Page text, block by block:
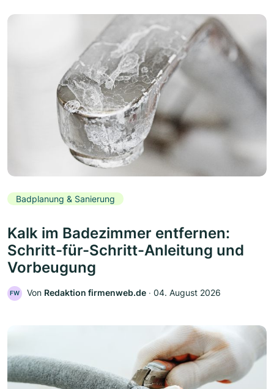
Badplanung & Sanierung
Kalk im Badezimmer entfernen:
Schritt-für-Schritt-Anleitung und
Vorbeugung
FW Von Redaktion firmenweb.de ‧ 04. August 2026